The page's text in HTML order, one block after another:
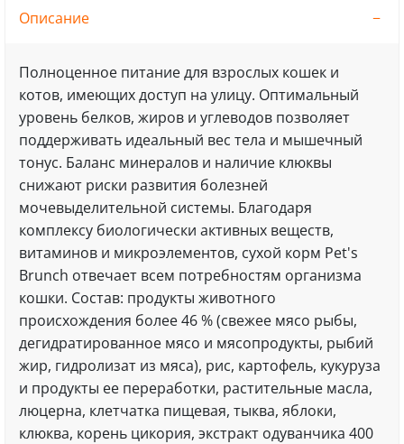
Описание
Полноценное питание для взрослых кошек и
котов, имеющих доступ на улицу. Оптимальный
уровень белков, жиров и углеводов позволяет
поддерживать идеальный вес тела и мышечный
тонус. Баланс минералов и наличие клюквы
снижают риски развития болезней
мочевыделительной системы. Благодаря
комплексу биологически активных веществ,
витаминов и микроэлементов, сухой корм Pet's
Brunch отвечает всем потребностям организма
кошки. Состав: продукты животного
происхождения более 46 % (свежее мясо рыбы,
дегидратированное мясо и мясопродукты, рыбий
жир, гидролизат из мяса), рис, картофель, кукуруза
и продукты ее переработки, растительные масла,
люцерна, клетчатка пищевая, тыква, яблоки,
клюква, корень цикория, экстракт одуванчика 400